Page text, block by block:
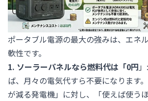
ポータブル電源の最大の強みは、エネ
軟性です。
1. ソーラーパネルなら燃料代は「0円
ば、月々の電気代すら不要になります
が減る発電機」に対し、「使えば使う